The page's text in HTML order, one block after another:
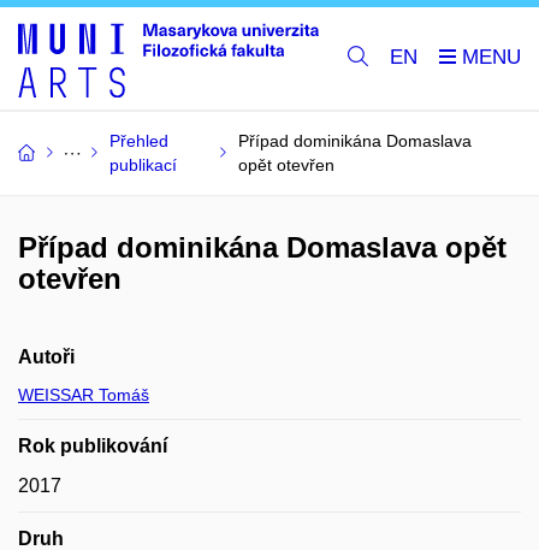
EN
Přehled
publikací
Případ dominikána Domaslava
opět otevřen
Případ dominikána Domaslava opět
otevřen
Autoři
WEISSAR Tomáš
Rok publikování
2017
Druh